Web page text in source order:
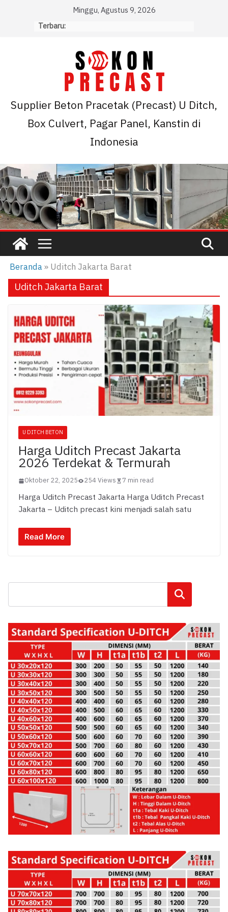
Minggu, Agustus 9, 2026
Terbaru:
Supplier Beton Pracetak (Precast) U Ditch,
Box Culvert, Pagar Panel, Kanstin di
Indonesia
Beranda» Uditch Jakarta Barat
Uditch Jakarta Barat
U DITCH BETON
Harga Uditch Precast Jakarta
2026 Terdekat & Termurah
Oktober 22, 2025 254 Views 7 min read
Harga Uditch Precast Jakarta Harga Uditch Precast
Jakarta – Uditch precast kini menjadi salah satu
Read More
Cari